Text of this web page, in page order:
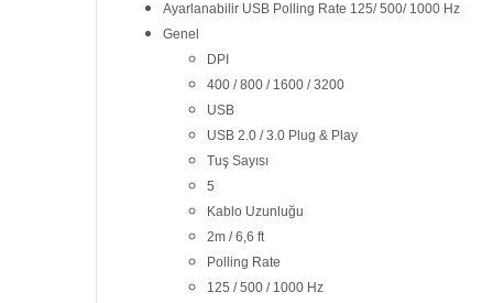
Ayarlanabilir USB Polling Rate 125/ 500/ 1000 Hz
Genel
DPI
400 / 800 / 1600 / 3200
USB
USB 2.0 / 3.0 Plug & Play
Tuş Sayısı
5
Kablo Uzunluğu
2m / 6,6 ft
Polling Rate
125 / 500 / 1000 Hz